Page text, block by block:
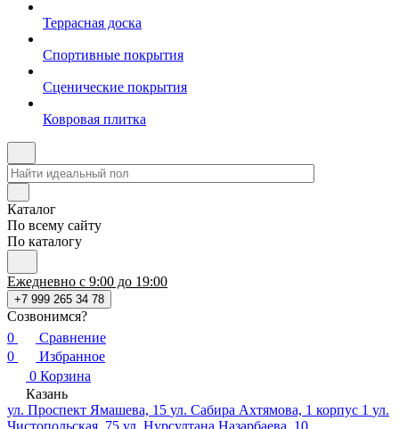
Террасная доска
Спортивные покрытия
Сценические покрытия
Ковровая плитка
Каталог
По всему сайту
По каталогу
Ежедневно с 9:00 до 19:00
+7 999 265 34 78
Созвонимся?
0
Сравнение
0
Избранное
0 Корзина
Казань
ул. Проспект Ямашева, 15 ул. Сабира Ахтямова, 1 корпус 1 ул.
Чистопольская, 75 ул. Нурсултана Назарбаева, 10